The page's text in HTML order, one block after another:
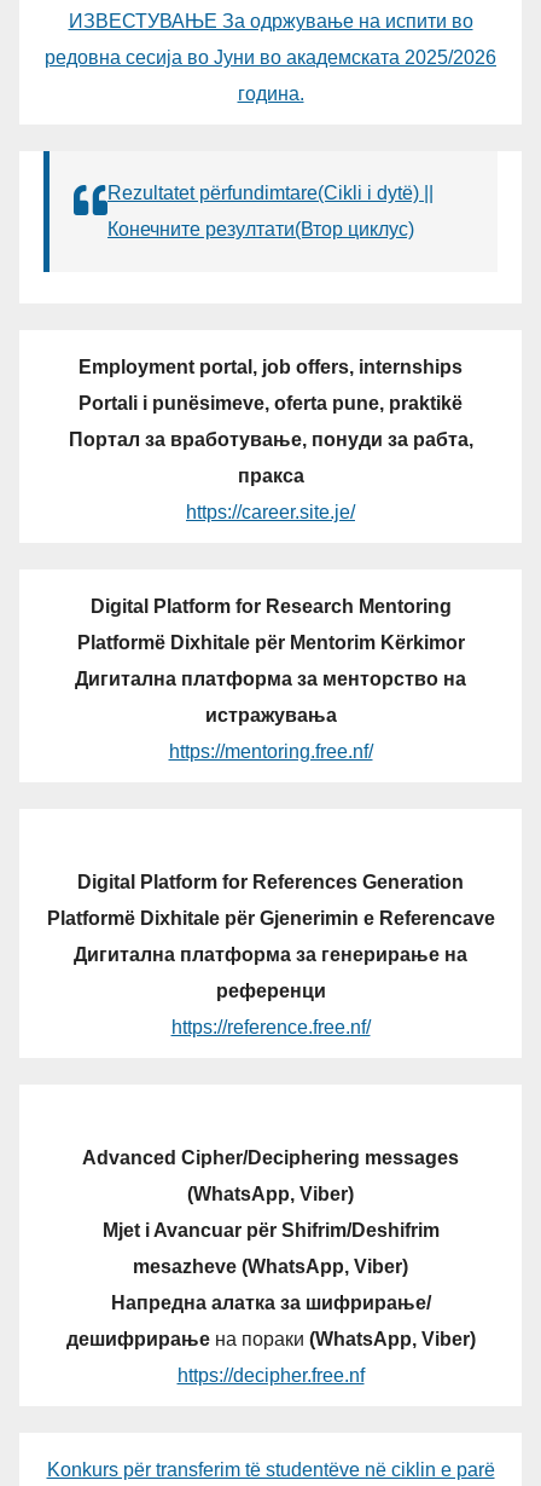
ИЗВЕСТУВАЊЕ За одржување на испити во
редовна сесија во Јуни во академската 2025/2026
година.
Rezultatet përfundimtare(Cikli i dytë) ||
Конечните резултати(Втор циклус)
Employment portal, job offers, internships
Portali i punësimeve, oferta pune, praktikë
Портал за вработување, понуди за рабта,
пракса
https://career.site.je/
Digital Platform for Research Mentoring
Platformë Dixhitale për Mentorim Kërkimor
Дигитална платформа за менторство на
истражувања
https://mentoring.free.nf/
Digital Platform for References Generation
Platformë Dixhitale për Gjenerimin e Referencave
Дигитална платформа за генерирање на
референци
https://reference.free.nf/
Advanced Cipher/Deciphering messages
(WhatsApp, Viber)
Mjet i Avancuar për Shifrim/Deshifrim
mesazheve (WhatsApp, Viber)
Напредна алатка за шифрирање/
дешифрирањена пораки (WhatsApp, Viber)
https://decipher.free.nf
Konkurs për transferim të studentëve në ciklin e parë